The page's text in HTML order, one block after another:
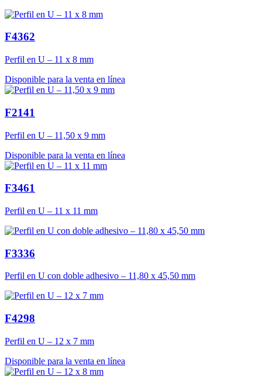
F4362
Perfil en U – 11 x 8 mm
Disponible para la venta en línea
F2141
Perfil en U – 11,50 x 9 mm
Disponible para la venta en línea
F3461
Perfil en U – 11 x 11 mm
F3336
Perfil en U con doble adhesivo – 11,80 x 45,50 mm
F4298
Perfil en U – 12 x 7 mm
Disponible para la venta en línea